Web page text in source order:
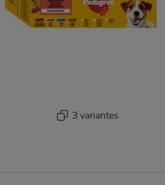
3 variantes